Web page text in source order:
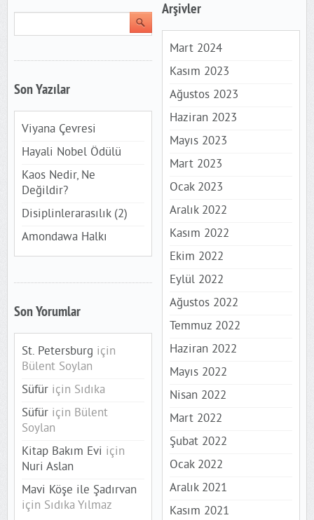
Son Yazılar
Viyana Çevresi
Hayali Nobel Ödülü
Kaos Nedir, Ne
Değildir?
Disiplinlerarasılık (2)
Amondawa Halkı
Son Yorumlar
St. Petersburg için
Bülent Soylan
Süfüriçin Sıdıka
Süfüriçin Bülent
Soylan
Kitap Bakım Evi için
Nuri Aslan
Mavi Köşe ile Şadırvan
için Sıdıka Yılmaz
Arşivler
Mart 2024
Kasım 2023
Ağustos 2023
Haziran 2023
Mayıs 2023
Mart 2023
Ocak 2023
Aralık 2022
Kasım 2022
Ekim 2022
Eylül 2022
Ağustos 2022
Temmuz 2022
Haziran 2022
Mayıs 2022
Nisan 2022
Mart 2022
Şubat 2022
Ocak 2022
Aralık 2021
Kasım 2021